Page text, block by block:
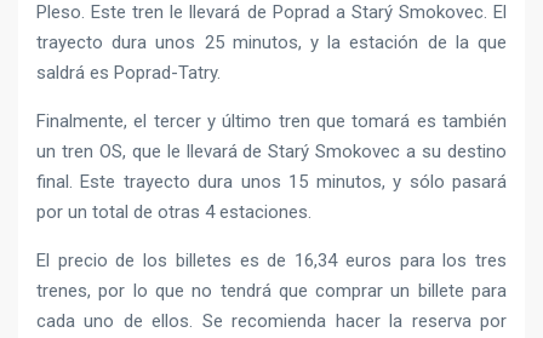
Pleso. Este tren le llevará de Poprad a Starý Smokovec. El
trayecto dura unos 25 minutos, y la estación de la que
saldrá es Poprad-Tatry.
Finalmente, el tercer y último tren que tomará es también
un tren OS, que le llevará de Starý Smokovec a su destino
final. Este trayecto dura unos 15 minutos, y sólo pasará
por un total de otras 4 estaciones.
El precio de los billetes es de 16,34 euros para los tres
trenes, por lo que no tendrá que comprar un billete para
cada uno de ellos. Se recomienda hacer la reserva por